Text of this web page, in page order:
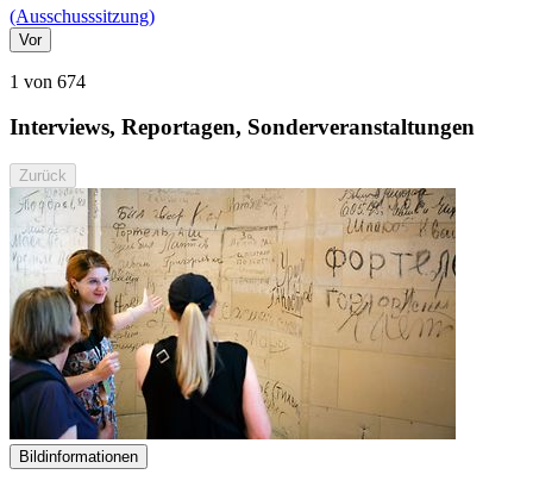
(Ausschusssitzung)
Vor
1 von 674
Interviews, Reportagen, Sonderveranstaltungen
Zurück
Bildinformationen